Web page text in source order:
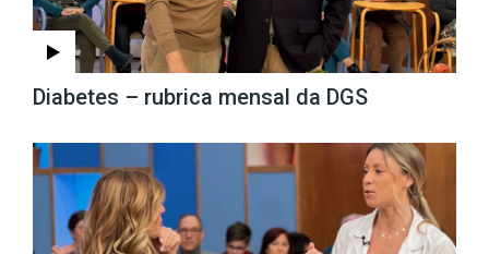
Diabetes – rubrica mensal da DGS